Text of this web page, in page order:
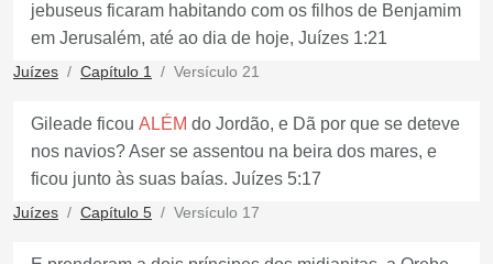
jebuseus ficaram habitando com os filhos de Benjamim
em Jerusalém, até ao dia de hoje, Juízes 1:21
Juízes Capítulo 1 Versículo 21
Gileade ficou ALÉM do Jordão, e Dã por que se deteve
nos navios? Aser se assentou na beira dos mares, e
ficou junto às suas baías. Juízes 5:17
Juízes Capítulo 5 Versículo 17